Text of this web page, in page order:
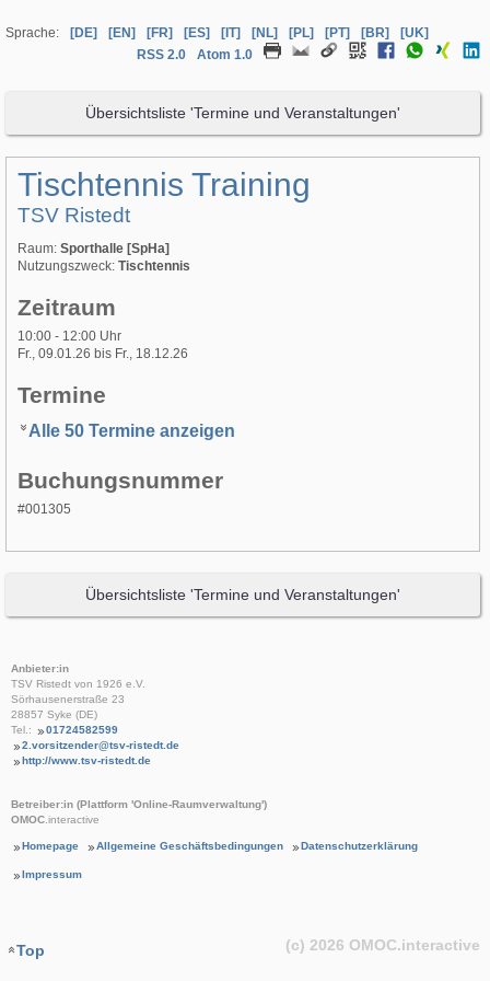
Sprache: [DE] [EN] [FR] [ES] [IT] [NL] [PL] [PT] [BR]
[UK]
RSS 2.0
Atom 1.0
Übersichtsliste 'Termine und Veranstaltungen'
Tischtennis Training
TSV Ristedt
Raum: Sporthalle [SpHa]
Nutzungszweck: Tischtennis
Zeitraum
10:00 - 12:00 Uhr
Fr., 09.01.26 bis Fr., 18.12.26
Termine
Alle 50 Termine anzeigen
Buchungsnummer
#001305
Übersichtsliste 'Termine und Veranstaltungen'
Anbieter:in
TSV Ristedt von 1926 e.V.
Sörhausenerstraße 23
28857 Syke (DE)
Tel.:
01724582599
2.vorsitzender@tsv-ristedt.de
http://www.tsv-ristedt.de
Betreiber:in (Plattform 'Online-Raumverwaltung')
OMOC.interactive
Homepage Allgemeine Geschäftsbedingungen Datenschutzerklärung
Impressum
Top (c) 2026 OMOC.interactive